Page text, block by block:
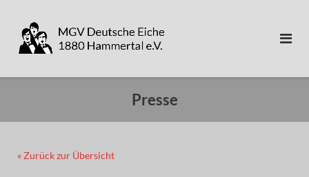
Inhalt
Presse
« Zurück zur Übersicht